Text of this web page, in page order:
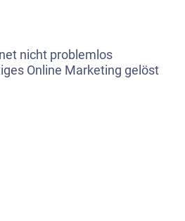
nicht problemlos
Online Marketing gelöst